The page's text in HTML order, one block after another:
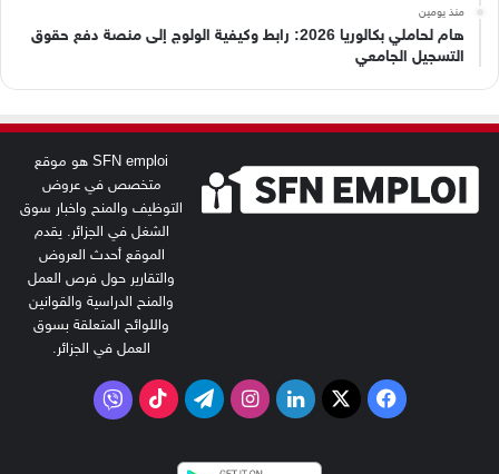
منذ يومين
هام لحاملي بكالوريا 2026: رابط وكيفية الولوج إلى منصة دفع حقوق
التسجيل الجامعي
SFN emploi هو موقع
متخصص في عروض
التوظيف والمنح واخبار سوق
الشغل في الجزائر. يقدم
الموقع أحدث العروض
والتقارير حول فرص العمل
والمنح الدراسية والقوانين
واللوائح المتعلقة بسوق
العمل في الجزائر.
فيسبوك
‫X لينكدإنانستقرامتيلقرام‫TikTokفايبر